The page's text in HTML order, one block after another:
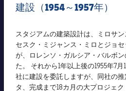
建設（1954～1957年）
スタジアムの建築設計は、ミロサ
セスク・ミジャンス・ミロとジョ
が、ロレンソ・ガルシア・バルボ
た。 それから1年以上後の1955年7月
社に建設を委託しますが、同社の
タ、完成まで18カ月の大プロジェ